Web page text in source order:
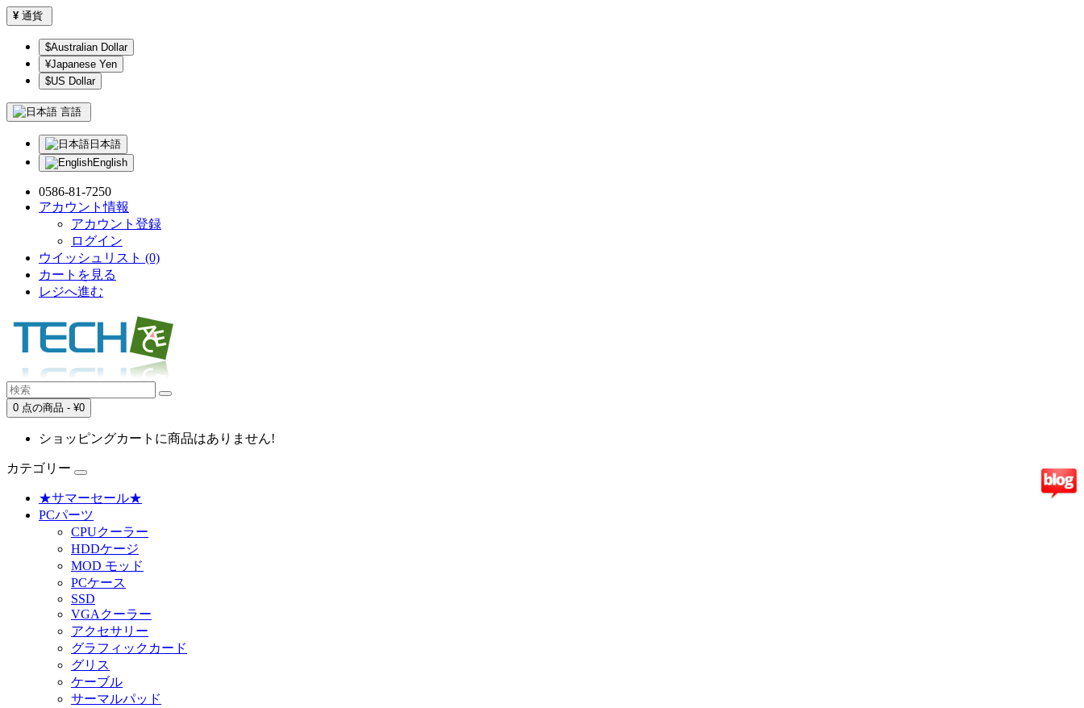
¥ 通貨
$Australian Dollar
¥Japanese Yen
$US Dollar
言語
日本語
English
0586-81-7250
アカウント情報
アカウント登録
ログイン
ウイッシュリスト (0)
カートを見る
レジへ進む
0 点の商品 - ¥0
ショッピングカートに商品はありません!
カテゴリー
★サマーセール★
PCパーツ
CPUクーラー
HDDケージ
MOD モッド
PCケース
SSD
VGAクーラー
アクセサリー
グラフィックカード
グリス
ケーブル
サーマルパッド